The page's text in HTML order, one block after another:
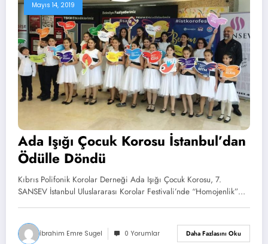
Mayıs 14, 2019
Ada Işığı Çocuk Korosu İstanbul’dan
Ödülle Döndü
Kıbrıs Polifonik Korolar Derneği Ada Işığı Çocuk Korosu, 7.
SANSEV İstanbul Uluslararası Korolar Festivali’nde “Homojenlik”…
İbrahim Emre Sugel 0 Yorumlar Daha Fazlasını Oku